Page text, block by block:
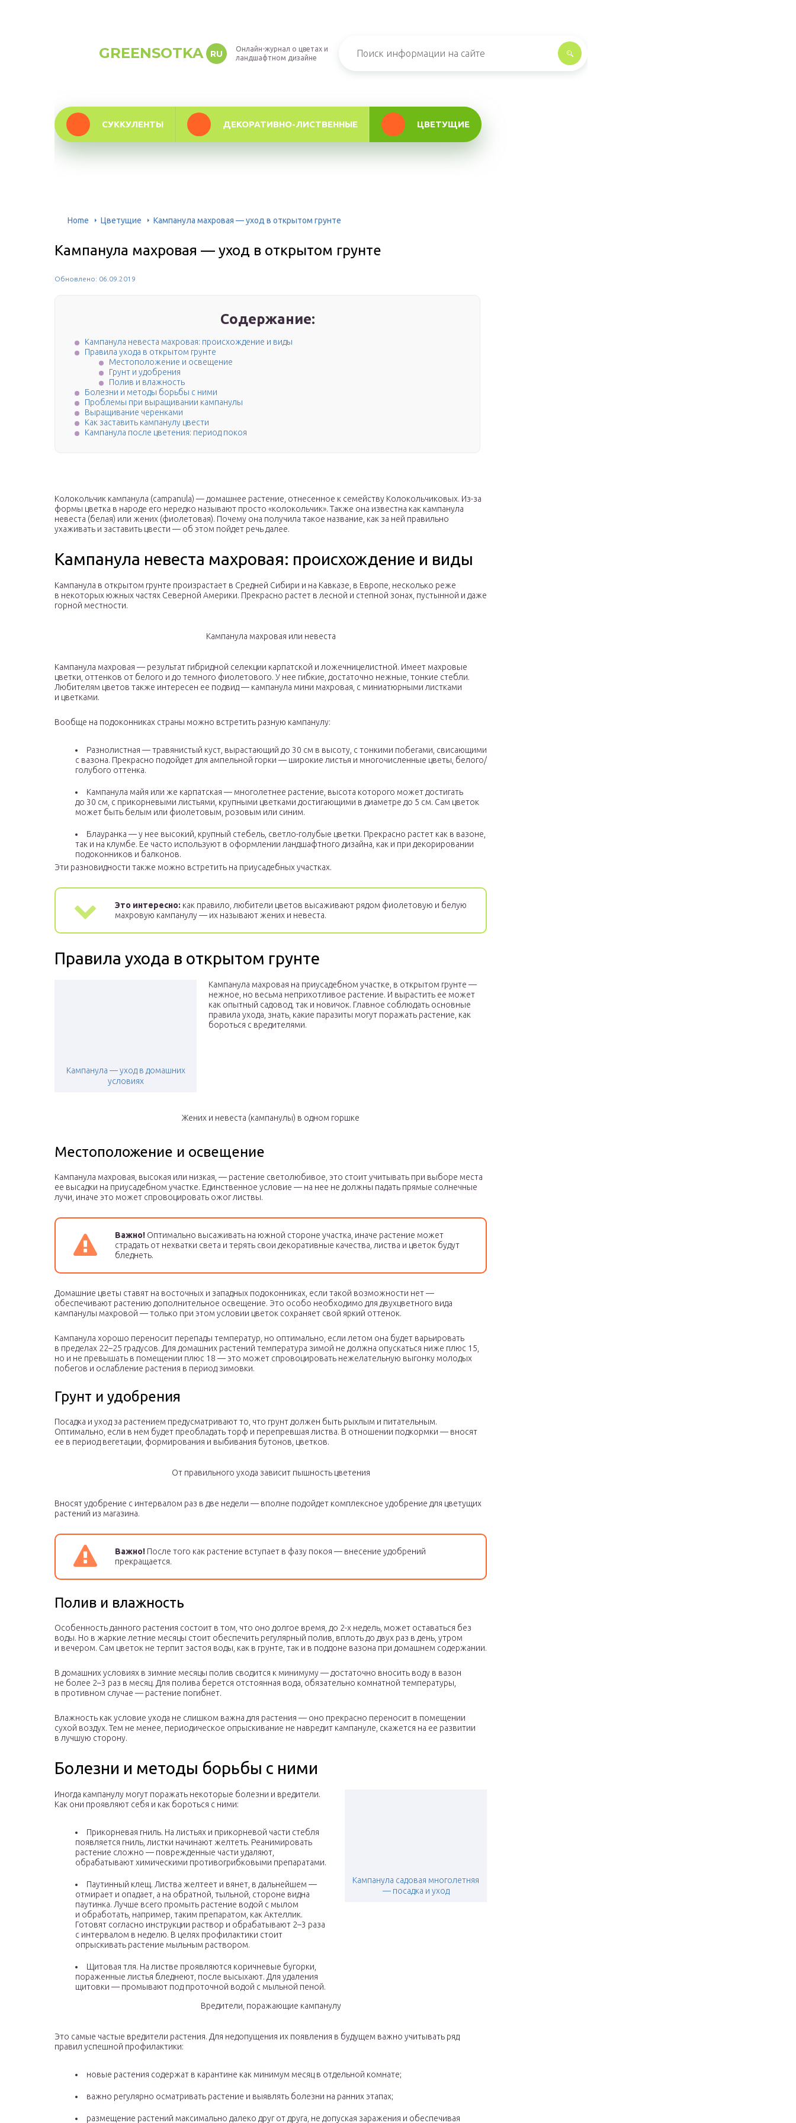
GREENSOTKA RU
Онлайн-журнал о цветах и
ландшафтном дизайне
СУККУЛЕНТЫ ДЕКОРАТИВНО-ЛИСТВЕННЫЕ ЦВЕТУЩИЕ
Home Цветущие Кампанула махровая — уход в открытом грунте
Кампанула махровая — уход в открытом грунте
Обновлено: 06.09.2019
Содержание:
Кампанула невеста махровая: происхождение и виды
Правила ухода в открытом грунте
Местоположение и освещение
Грунт и удобрения
Полив и влажность
Болезни и методы борьбы с ними
Проблемы при выращивании кампанулы
Выращивание черенками
Как заставить кампанулу цвести
Кампанула после цветения: период покоя
Колокольчик кампанула (campanula) — домашнее растение, отнесенное к семейству Колокольчиковых. Из-за
формы цветка в народе его нередко называют просто «колокольчик». Также она известна как кампанула
невеста (белая) или жених (фиолетовая). Почему она получила такое название, как за ней правильно
ухаживать и заставить цвести — об этом пойдет речь далее.
Кампанула невеста махровая: происхождение и виды
Кампанула в открытом грунте произрастает в Средней Сибири и на Кавказе, в Европе, несколько реже
в некоторых южных частях Северной Америки. Прекрасно растет в лесной и степной зонах, пустынной и даже
горной местности.
Кампанула махровая или невеста
Кампанула махровая — результат гибридной селекции карпатской и ложечницелистной. Имеет махровые
цветки, оттенков от белого и до темного фиолетового. У нее гибкие, достаточно нежные, тонкие стебли.
Любителям цветов также интересен ее подвид — кампанула мини махровая, с миниатюрными листками
и цветками.
Вообще на подоконниках страны можно встретить разную кампанулу:
Разнолистная — травянистый куст, вырастающий до 30 см в высоту, с тонкими побегами, свисающими
с вазона. Прекрасно подойдет для ампельной горки — широкие листья и многочисленные цветы, белого/
голубого оттенка.
Кампанула майя или же карпатская — многолетнее растение, высота которого может достигать
до 30 см, с прикорневыми листьями, крупными цветками достигающими в диаметре до 5 см. Сам цветок
может быть белым или фиолетовым, розовым или синим.
Блауранка — у нее высокий, крупный стебель, светло-голубые цветки. Прекрасно растет как в вазоне,
так и на клумбе. Ее часто используют в оформлении ландшафтного дизайна, как и при декорировании
подоконников и балконов.
Эти разновидности также можно встретить на приусадебных участках.
Это интересно: как правило, любители цветов высаживают рядом фиолетовую и белую
махровую кампанулу — их называют жених и невеста.
Правила ухода в открытом грунте
Кампанула — уход в домашних
условиях
Кампанула махровая на приусадебном участке, в открытом грунте —
нежное, но весьма неприхотливое растение. И вырастить ее может
как опытный садовод, так и новичок. Главное соблюдать основные
правила ухода, знать, какие паразиты могут поражать растение, как
бороться с вредителями.
Жених и невеста (кампанулы) в одном горшке
Местоположение и освещение
Кампанула махровая, высокая или низкая, — растение светолюбивое, это стоит учитывать при выборе места
ее высадки на приусадебном участке. Единственное условие — на нее не должны падать прямые солнечные
лучи, иначе это может спровоцировать ожог листвы.
Важно! Оптимально высаживать на южной стороне участка, иначе растение может
страдать от нехватки света и терять свои декоративные качества, листва и цветок будут
бледнеть.
Домашние цветы ставят на восточных и западных подоконниках, если такой возможности нет —
обеспечивают растению дополнительное освещение. Это особо необходимо для двухцветного вида
кампанулы махровой — только при этом условии цветок сохраняет свой яркий оттенок.
Кампанула хорошо переносит перепады температур, но оптимально, если летом она будет варьировать
в пределах 22–25 градусов. Для домашних растений температура зимой не должна опускаться ниже плюс 15,
но и не превышать в помещении плюс 18 — это может спровоцировать нежелательную выгонку молодых
побегов и ослабление растения в период зимовки.
Грунт и удобрения
Посадка и уход за растением предусматривают то, что грунт должен быть рыхлым и питательным.
Оптимально, если в нем будет преобладать торф и перепревшая листва. В отношении подкормки — вносят
ее в период вегетации, формирования и выбивания бутонов, цветков.
От правильного ухода зависит пышность цветения
Вносят удобрение с интервалом раз в две недели — вполне подойдет комплексное удобрение для цветущих
растений из магазина.
Важно! После того как растение вступает в фазу покоя — внесение удобрений
прекращается.
Полив и влажность
Особенность данного растения состоит в том, что оно долгое время, до 2-х недель, может оставаться без
воды. Но в жаркие летние месяцы стоит обеспечить регулярный полив, вплоть до двух раз в день, утром
и вечером. Сам цветок не терпит застоя воды, как в грунте, так и в поддоне вазона при домашнем содержании.
В домашних условиях в зимние месяцы полив сводится к минимуму — достаточно вносить воду в вазон
не более 2–3 раз в месяц. Для полива берется отстоянная вода, обязательно комнатной температуры,
в противном случае — растение погибнет.
Влажность как условие ухода не слишком важна для растения — оно прекрасно переносит в помещении
сухой воздух. Тем не менее, периодическое опрыскивание не навредит кампануле, скажется на ее развитии
в лучшую сторону.
Болезни и методы борьбы с ними
Кампанула садовая многолетняя
— посадка и уход
Иногда кампанулу могут поражать некоторые болезни и вредители.
Как они проявляют себя и как бороться с ними:
Прикорневая гниль. На листьях и прикорневой части стебля
появляется гниль, листки начинают желтеть. Реанимировать
растение сложно — поврежденные части удаляют,
обрабатывают химическими противогрибковыми препаратами.
Паутинный клещ. Листва желтеет и вянет, в дальнейшем —
отмирает и опадает, а на обратной, тыльной, стороне видна
паутинка. Лучше всего промыть растение водой с мылом
и обработать, например, таким препаратом, как Актеллик.
Готовят согласно инструкции раствор и обрабатывают 2–3 раза
с интервалом в неделю. В целях профилактики стоит
опрыскивать растение мыльным раствором.
Щитовая тля. На листве проявляются коричневые бугорки,
пораженные листья бледнеют, после высыхают. Для удаления
щитовки — промывают под проточной водой с мыльной пеной.
Вредители, поражающие кампанулу
Это самые частые вредители растения. Для недопущения их появления в будущем важно учитывать ряд
правил успешной профилактики:
новые растения содержат в карантине как минимум месяц в отдельной комнате;
важно регулярно осматривать растение и выявлять болезни на ранних этапах;
размещение растений максимально далеко друг от друга, не допуская заражения и обеспечивая